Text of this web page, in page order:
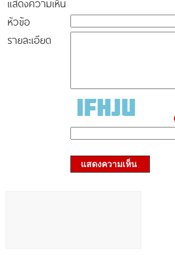
หัวข้อ
รายละเอียด
แสดงความเห็น